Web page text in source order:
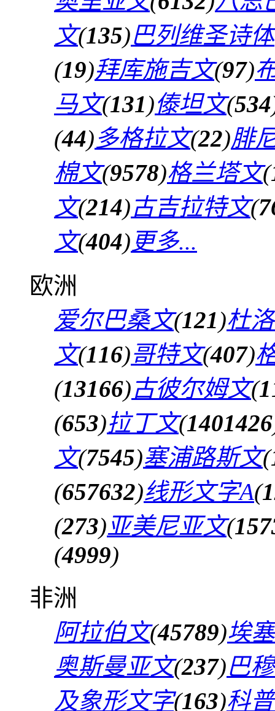
文(135)巴列维圣诗体
(19)拜库施吉文(97)
马文(131)傣坦文(534
(44)多格拉文(22)腓
棉文(9578)格兰塔文(
文(214)古吉拉特文(
文(404) 更多...
欧洲
爱尔巴桑文(121)杜
文(116)哥特文(407)
(13166)古彼尔姆文(
(653)拉丁文(1401426
文(7545)塞浦路斯文(
(657632)线形文字A(
(273)亚美尼亚文(
(4999)
非洲
阿拉伯文(45789)埃
奥斯曼亚文(237)巴
及象形文字(163)科